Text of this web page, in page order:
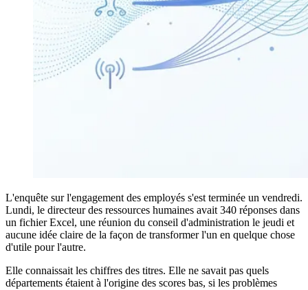
L'enquête sur l'engagement des employés s'est terminée un vendredi.
Lundi, le directeur des ressources humaines avait 340 réponses dans
un fichier Excel, une réunion du conseil d'administration le jeudi et
aucune idée claire de la façon de transformer l'un en quelque chose
d'utile pour l'autre.
Elle connaissait les chiffres des titres. Elle ne savait pas quels
départements étaient à l'origine des scores bas, si les problèmes